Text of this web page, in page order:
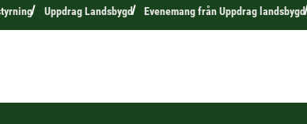
Uppdrag Landsbygd Evenemang från Uppdrag landsbygd